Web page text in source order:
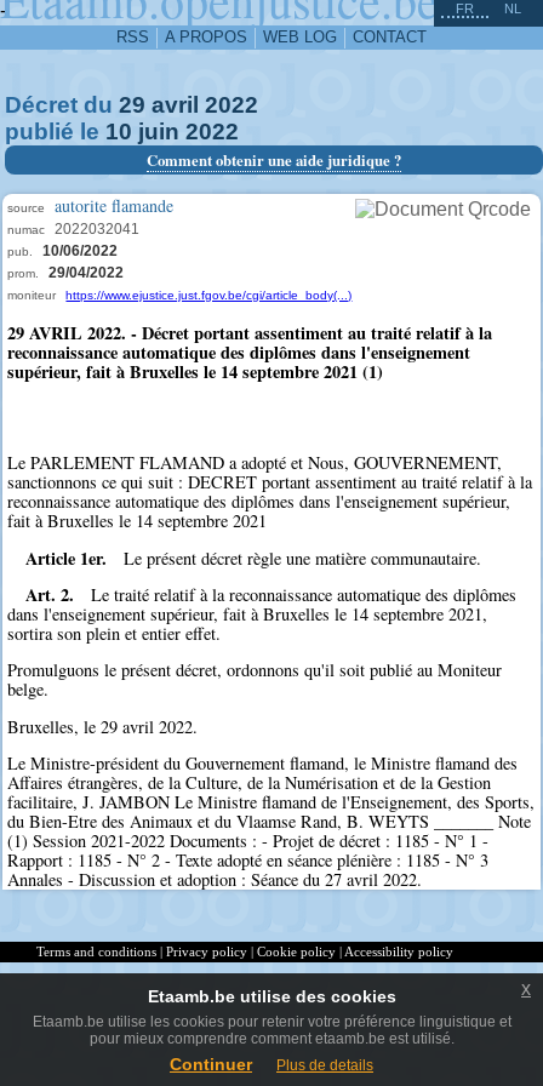
-
RSS A PROPOS WEB LOG CONTACT
FR NL
Décret du 29 avril 2022
publié le 10 juin 2022
Comment obtenir une aide juridique ?
source autorite flamande
numac 2022032041
pub. 10/06/2022
prom. 29/04/2022
moniteur https://www.ejustice.just.fgov.be/cgi/article_body(...)
29 AVRIL 2022. - Décret portant assentiment au traité relatif à la
reconnaissance automatique des diplômes dans l'enseignement
supérieur, fait à Bruxelles le 14 septembre 2021 (1)
Le PARLEMENT FLAMAND a adopté et Nous, GOUVERNEMENT,
sanctionnons ce qui suit : DECRET portant assentiment au traité relatif à la
reconnaissance automatique des diplômes dans l'enseignement supérieur,
fait à Bruxelles le 14 septembre 2021
Article 1er. Le présent décret règle une matière communautaire.
Art. 2.
Le traité relatif à la reconnaissance automatique des diplômes
dans l'enseignement supérieur, fait à Bruxelles le 14 septembre 2021,
sortira son plein et entier effet.
Promulguons le présent décret, ordonnons qu'il soit publié au Moniteur
belge.
Bruxelles, le 29 avril 2022.
Le Ministre-président du Gouvernement flamand, le Ministre flamand des
Affaires étrangères, de la Culture, de la Numérisation et de la Gestion
facilitaire, J. JAMBON Le Ministre flamand de l'Enseignement, des Sports,
du Bien-Etre des Animaux et du Vlaamse Rand, B. WEYTS _______ Note
(1) Session 2021-2022 Documents : - Projet de décret : 1185 - N° 1 -
Rapport : 1185 - N° 2 - Texte adopté en séance plénière : 1185 - N° 3
Annales - Discussion et adoption : Séance du 27 avril 2022.
^
Terms and conditions | Privacy policy | Cookie policy | Accessibility policy
Etaamb.be utilise des cookies
Etaamb.be utilise les cookies pour retenir votre préférence linguistique et
pour mieux comprendre comment etaamb.be est utilisé.
Continuer Plus de details
x